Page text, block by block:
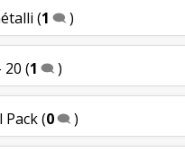
(1 )
20 (1 )
Pack(0 )